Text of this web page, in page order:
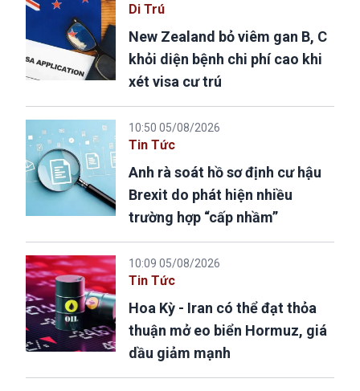
Di Trú
New Zealand bỏ viêm gan B, C
khỏi diện bệnh chi phí cao khi
xét visa cư trú
10:50 05/08/2026
Tin Tức
Anh rà soát hồ sơ định cư hậu
Brexit do phát hiện nhiều
trường hợp “cấp nhầm”
10:09 05/08/2026
Tin Tức
Hoa Kỳ - Iran có thể đạt thỏa
thuận mở eo biển Hormuz, giá
dầu giảm mạnh